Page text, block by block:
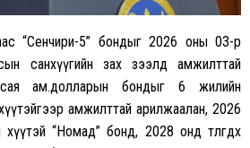
“Сенчири-5” бондыг 2026 оны 03-р
санхүүгийн зах зээлд амжилттай
ам.долларын бондыг 6 жилийн
амжилттай арилжаалан, 2026
хүүтэй “Номад” бонд, 2028 онд төлөгдөх